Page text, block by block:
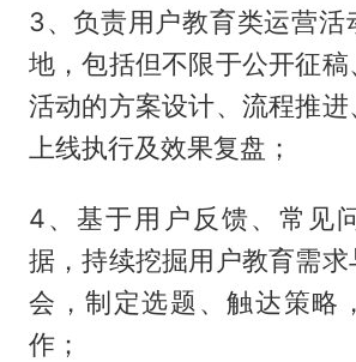
3、负责用户教育类运营活
地，包括但不限于公开征
活动的方案设计、流程推进
上线执行及效果复盘；
4、基于用户反馈、常见
据，持续挖掘用户教育需
会，制定选题、触达策略
作；